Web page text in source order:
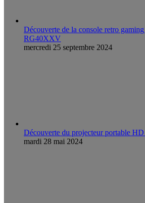
Découverte de la console retro
RG40XXV
mercredi 25 septembre 2024
Découverte du projecteur portable
mardi 28 mai 2024